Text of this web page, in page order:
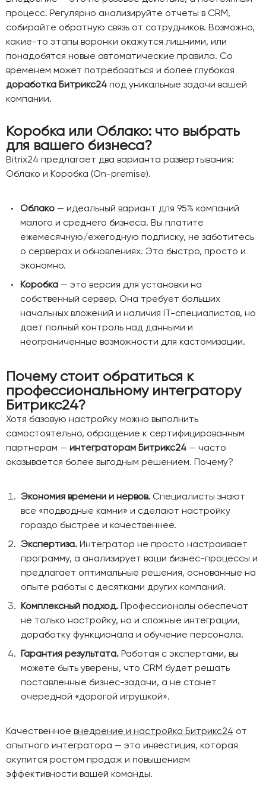
процесс. Регулярно анализируйте отчеты в CRM,
собирайте обратную связь от сотрудников. Возможно,
какие-то этапы воронки окажутся лишними, или
понадобятся новые автоматические правила. Со
временем может потребоваться и более глубокая
доработка Битрикс24 под уникальные задачи вашей
компании.
Коробка или Облако: что выбрать
для вашего бизнеса?
Bitrix24 предлагает два варианта развертывания:
Облако и Коробка (On-premise).
Облако — идеальный вариант для 95% компаний
малого и среднего бизнеса. Вы платите
ежемесячную/ежегодную подписку, не заботитесь
о серверах и обновлениях. Это быстро, просто и
экономно.
Коробка — это версия для установки на
собственный сервер. Она требует больших
начальных вложений и наличия IT-специалистов, но
дает полный контроль над данными и
неограниченные возможности для кастомизации.
Почему стоит обратиться к
профессиональному интегратору
Битрикс24?
Хотя базовую настройку можно выполнить
самостоятельно, обращение к сертифицированным
партнерам — интеграторам Битрикс24 — часто
оказывается более выгодным решением. Почему?
Экономия времени и нервов. Специалисты знают
все «подводные камни» и сделают настройку
гораздо быстрее и качественнее.
Экспертиза. Интегратор не просто настраивает
программу, а анализирует ваши бизнес-процессы и
предлагает оптимальные решения, основанные на
опыте работы с десятками других компаний.
Комплексный подход. Профессионалы обеспечат
не только настройку, но и сложные интеграции,
доработку функционала и обучение персонала.
Гарантия результата. Работая с экспертами, вы
можете быть уверены, что CRM будет решать
поставленные бизнес-задачи, а не станет
очередной «дорогой игрушкой».
Качественное внедрение и настройка Битрикс24 от
опытного интегратора — это инвестиция, которая
окупится ростом продаж и повышением
эффективности вашей команды.